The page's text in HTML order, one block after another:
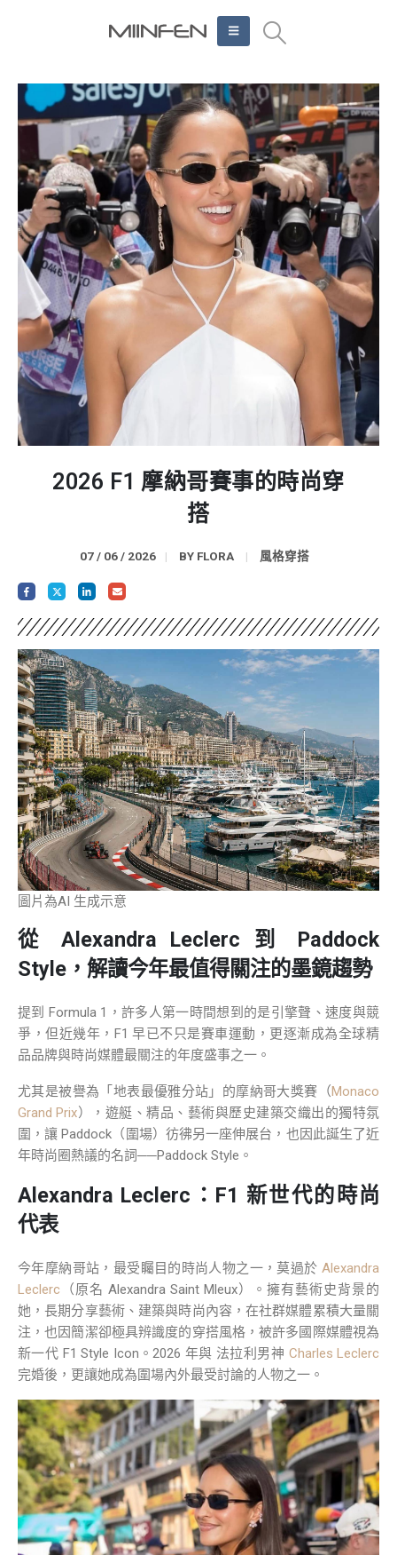
2026 F1 摩納哥賽事的時尚穿
搭
07 / 06 / 2026 BY FLORA 風格穿搭
圖片為AI 生成示意
從 Alexandra Leclerc 到 Paddock
Style，解讀今年最值得關注的墨鏡趨勢
提到 Formula 1，許多人第一時間想到的是引擎聲、速度與競
爭，但近幾年，F1 早已不只是賽車運動，更逐漸成為全球精
品品牌與時尚媒體最關注的年度盛事之一。
尤其是被譽為「地表最優雅分站」的摩納哥大獎賽（Monaco
Grand Prix），遊艇、精品、藝術與歷史建築交織出的獨特氛
圍，讓 Paddock（圍場）彷彿另一座伸展台，也因此誕生了近
年時尚圈熱議的名詞──Paddock Style。
Alexandra Leclerc：F1 新世代的時尚
代表
今年摩納哥站，最受矚目的時尚人物之一，莫過於 Alexandra
Leclerc （原名 Alexandra Saint Mleux）。擁有藝術史背景的
她，長期分享藝術、建築與時尚內容，在社群媒體累積大量關
注，也因簡潔卻極具辨識度的穿搭風格，被許多國際媒體視為
新一代 F1 Style Icon。2026 年與 法拉利男神 Charles Leclerc
完婚後，更讓她成為圍場內外最受討論的人物之一。